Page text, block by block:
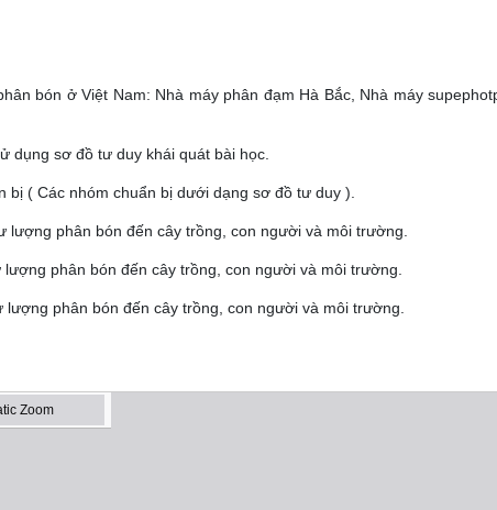
bón ở Việt Nam: Nhà máy phân đạm Hà Bắc, Nhà máy
dụng sơ đồ tư duy khái quát bài học.
( Các nhóm chuẩn bị dưới dạng sơ đồ tư duy ).
phân bón đến cây trồng, con người và môi trường.
phân bón đến cây trồng, con người và môi trường.
phân bón đến cây trồng, con người và môi trường.